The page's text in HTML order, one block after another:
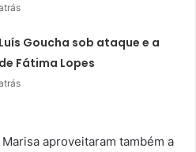
Goucha sob ataque e a
Fátima Lopes
aproveitaram também a